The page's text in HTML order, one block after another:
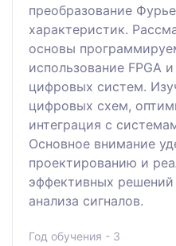
преобразование
характеристик.
основы
использование FPGA
цифровых систем.
цифровых схем,
интеграция с
Основное внимание
проектированию и
эффективных
анализа сигналов.
Год обучения - 3